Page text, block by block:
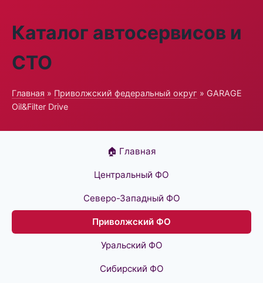
Каталог автосервисов и
СТО
Главная » Приволжский федеральный округ » GARAGE
Oil&Filter Drive
🏠 Главная
Центральный ФО
Северо-Западный ФО
Приволжский ФО
Уральский ФО
Сибирский ФО